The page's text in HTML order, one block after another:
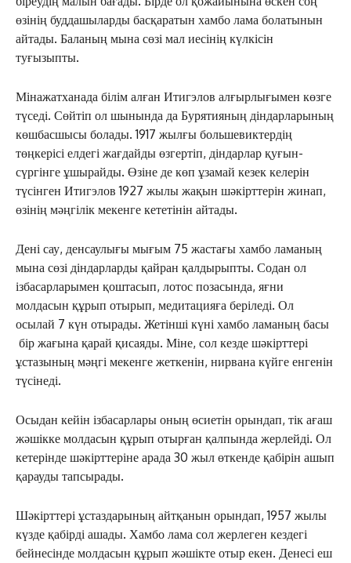
өзінің буддашыларды басқаратын хамбо лама болатынын
айтады. Баланың мына сөзі мал иесінің күлкісін
туғызыпты.
Мінажатханада білім алған Итигэлов алғырлығымен көзге
түседі. Сөйтіп ол шынында да Бурятияның діндарларының
көшбасшысы болады. 1917 жылғы большевиктердің
төңкерісі елдегі жағдайды өзгертіп, діндарлар қуғын-
сүргінге ұшырайды. Өзіне де көп ұзамай кезек келерін
түсінген Итигэлов 1927 жылы жақын шәкірттерін жинап,
өзінің мәңгілік мекенге кететінін айтады.
Дені сау, денсаулығы мығым 75 жастағы хамбо ламаның
мына сөзі діндарларды қайран қалдырыпты. Содан ол
ізбасарларымен қоштасып, лотос позасында, яғни
молдасын құрып отырып, медитацияға беріледі. Ол
осылай 7 күн отырады. Жетінші күні хамбо ламаның басы
бір жағына қарай қисаяды. Міне, сол кезде шәкірттері
ұстазының мәңгі мекенге жеткенін, нирвана күйге енгенін
түсінеді.
Осыдан кейін ізбасарлары оның өсиетін орындап, тік ағаш
жәшікке молдасын құрып отырған қалпында жерлейді. Ол
кетерінде шәкірттеріне арада 30 жыл өткенде қабірін ашып
қарауды тапсырады.
Шәкірттері ұстаздарының айтқанын орындап, 1957 жылы
күзде қабірді ашады. Хамбо лама сол жерлеген кездегі
бейнесінде молдасын құрып жәшікте отыр екен. Денесі еш